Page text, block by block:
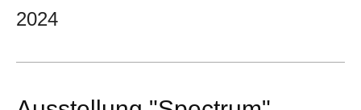
2024